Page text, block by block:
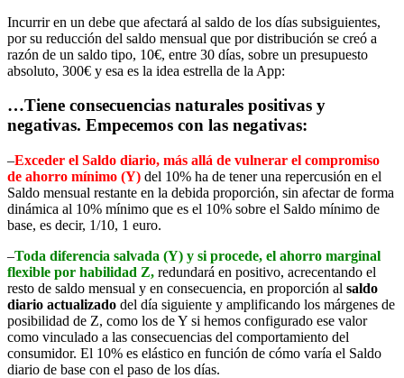
Incurrir en un debe que afectará al saldo de los días subsiguientes,
por su reducción del saldo mensual que por distribución se creó a
razón de un saldo tipo, 10€, entre 30 días, sobre un presupuesto
absoluto, 300€ y esa es la idea estrella de la App:
…Tiene consecuencias naturales positivas y
negativas. Empecemos con las negativas:
–Exceder el Saldo diario, más allá de vulnerar el compromiso
de ahorro mínimo (Y) del 10% ha de tener una repercusión en el
Saldo mensual restante en la debida proporción, sin afectar de forma
dinámica al 10% mínimo que es el 10% sobre el Saldo mínimo de
base, es decir, 1/10, 1 euro.
–Toda diferencia salvada (Y) y si procede, el ahorro marginal
flexible por habilidad Z, redundará en positivo, acrecentando el
resto de saldo mensual y en consecuencia, en proporción al saldo
diario actualizado del día siguiente y amplificando los márgenes de
posibilidad de Z, como los de Y si hemos configurado ese valor
como vinculado a las consecuencias del comportamiento del
consumidor. El 10% es elástico en función de cómo varía el Saldo
diario de base con el paso de los días.